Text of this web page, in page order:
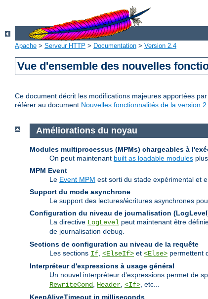
Apache > Serveur HTTP > Documentation > Version 2.4
Vue d'ensemble des nouvelles
Ce document décrit les modifications majeures apportées
référer au document Nouvelles fonctionnalités de la version
Améliorations du noyau
Modules multiprocessus (MPMs) chargeables à
On peut maintenant built as loadable modules
MPM Event
Le Event MPM est sorti du stade expérimental et
Support du mode asynchrone
Le support des lectures/écritures asynchrones
Configuration du niveau de journalisation
La directive LogLevel peut maintenant être
de journalisation debug
Sections de configuration au niveau de la requête
Les sections If <ElseIf> et <Else> permettent
Interpréteur d'expressions à usage général
Un nouvel interpréteur d'expressions permet de
RewriteCond
Header <If> , etc...
KeepAliveTimeout in milliseconds